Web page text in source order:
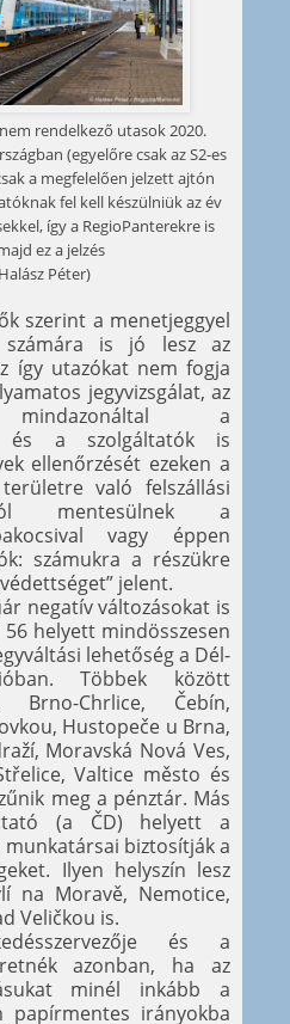
rendelkező utasok 2020.
(egyelőre csak az S2-es
a megfelelően jelzett ajtón
fel kell készülniük az év
így a RegioPanterekre is
ez a jelzés
Péter)
szerint a menetjeggyel
számára is jó lesz az
így utazókat nem fogja
jegyvizsgálat, az
mindazonáltal a
és a szolgáltatók is
ellenőrzését ezeken a
való felszállási
mentesülnek a
vagy éppen
számukra a részükre
jelent.
negatív változásokat is
helyett mindösszesen
lehetőség a Dél-
Többek között
Brno-Chrlice, Čebín,
Hustopeče u Brna,
Moravská Nová Ves,
Valtice město és
meg a pénztár. Más
(a ČD) helyett a
munkatársai biztosítják a
Ilyen helyszín lesz
na Moravě, Nemotice,
Veličkou is.
és a
azonban, ha az
minél inkább a
papírmentes irányokba